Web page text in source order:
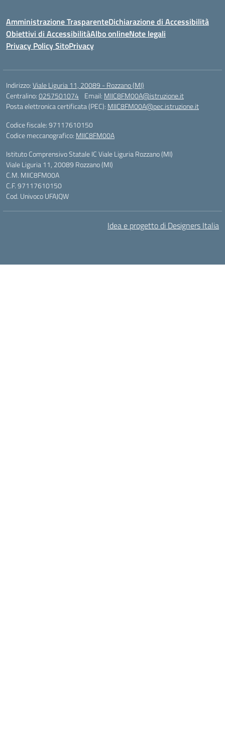
Amministrazione TrasparenteDichiarazione di Accessibilità
Obiettivi di AccessibilitàAlbo onlineNote legali
Privacy Policy SitoPrivacy
Indirizzo:Viale Liguria 11, 20089 - Rozzano (MI)
Centralino:0257501074 Email: MIIC8FM00A@istruzione.it
Posta elettronica certificata (PEC): MIIC8FM00A@pec.istruzione.it
Codice fiscale: 97117610150
Codice meccanografico: MIIC8FM00A
Istituto Comprensivo Statale IC Viale Liguria Rozzano (MI)
Viale Liguria 11, 20089 Rozzano (MI)
C.M. MIIC8FM00A
C.F. 97117610150
Cod. Univoco UFAJQW
Idea e progetto di Designers Italia